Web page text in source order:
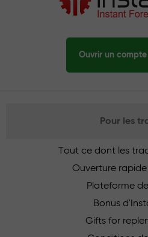
Ouvrir un
Pour les
Tout ce dont les
Ouverture
Plateforme
Bonus
Gifts for